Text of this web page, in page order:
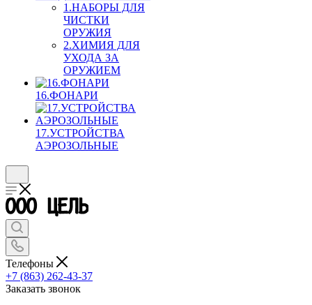
1.НАБОРЫ ДЛЯ
ЧИСТКИ
ОРУЖИЯ
2.ХИМИЯ ДЛЯ
УХОДА ЗА
ОРУЖИЕМ
16.ФОНАРИ
17.УСТРОЙСТВА
АЭРОЗОЛЬНЫЕ
Телефоны
+7 (863) 262-43-37
Заказать звонок